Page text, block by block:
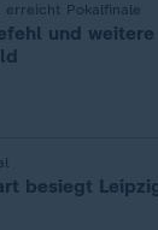
erreicht Pokalfinale
und
besiegt